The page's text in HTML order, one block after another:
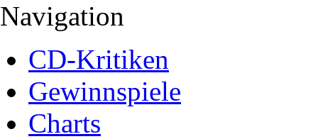
Navigation
CD-Kritiken
Gewinnspiele
Charts